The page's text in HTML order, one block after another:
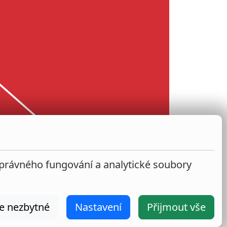
2026|VŠPJ
fungování a analytické soubory
nezbytné Nastavení Přijmout vše